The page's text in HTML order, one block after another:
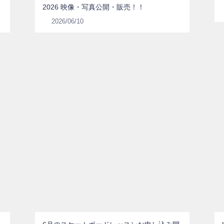
2026 映像・写真公開・販売！！
2026/06/10